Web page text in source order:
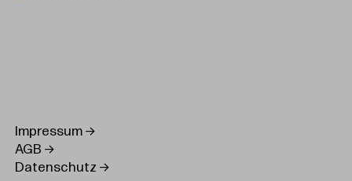
Impressum
AGB
Datenschutz